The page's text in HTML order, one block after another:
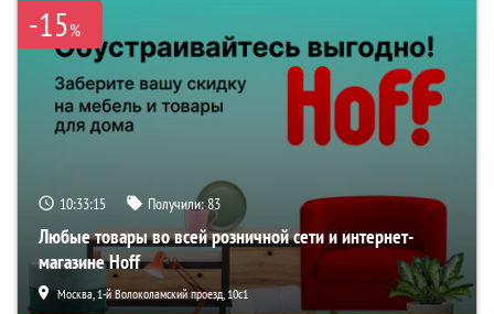
-15%
10:33:14 Получили:83
Любые товары во всей розничной сети и интернет-
магазине Hoff
Москва, 1-й Волоколамский проезд, 10с1